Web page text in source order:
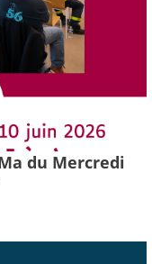
du Mercredi